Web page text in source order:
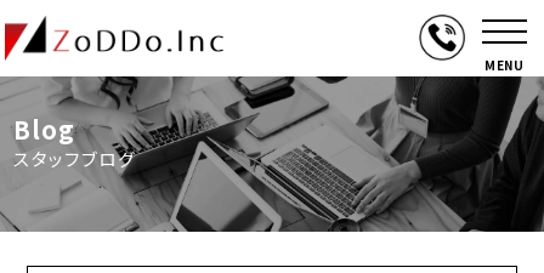
MENU
Blog
スタッフブログ